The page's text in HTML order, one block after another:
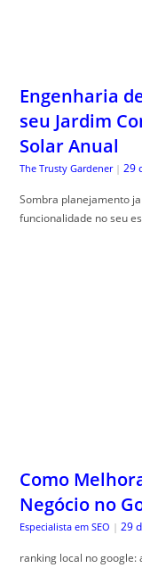
Engenharia
seu Jardim
Solar Anual
The Trusty Gardener | 29
Sombra planejamento
funcionalidade no seu
Como
Negócio no
Especialista em SEO | 29
ranking local no